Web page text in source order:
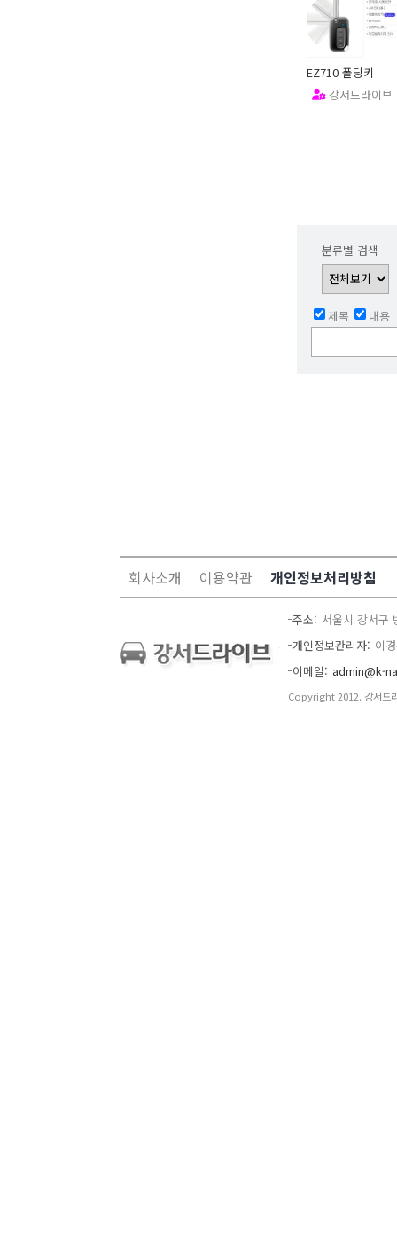
EZ710 폴딩키
강서드라이브
분류별 검색
제목 내용
회사소개 이용약관 개인정보처리방침
주소 서울시 강서구
개인정보관리자 이
이메일
admin@k-
Copyright 2012. 강서드